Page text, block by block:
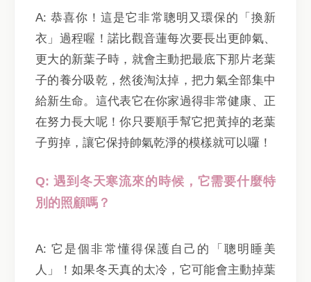
A: 恭喜你！這是它非常聰明又環保的「換新
衣」過程喔！諾比觀音蓮每次要長出更帥氣、
更大的新葉子時，就會主動把最底下那片老葉
子的養分吸乾，然後淘汰掉，把力氣全部集中
給新生命。這代表它在你家過得非常健康、正
在努力長大呢！你只要順手幫它把黃掉的老葉
子剪掉，讓它保持帥氣乾淨的模樣就可以囉！
Q: 遇到冬天寒流來的時候，它需要什麼特
別的照顧嗎？
A: 它是個非常懂得保護自己的「聰明睡美
人」！如果冬天真的太冷，它可能會主動掉葉